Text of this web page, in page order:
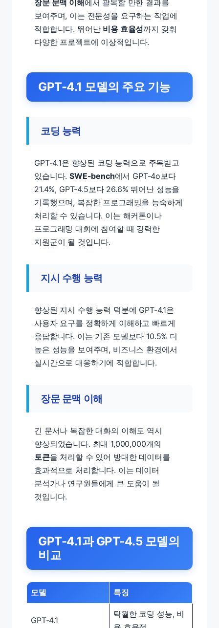
장문 문맥 이해에서 괄목할 만한 결과를
보여주며, 이는 전문성을 요구하는 작업에
적합합니다. 뛰어난 비용 효율성까지 갖춰
다양한 프로젝트에 이상적입니다.
GPT-4.1 모델의 주요 기능
코딩 능력
GPT-4.1은 향상된 코딩 능력으로 주목받고
있습니다.SWE-bench에서 GPT-4o보다
21.4%, GPT-4.5보다 26.6% 뛰어난 성능을
기록했으며, 복잡한 프로그래밍을 능숙하게
처리할 수 있습니다. 이는 해커톤이나
프로그래밍 대회에 참여할 때 강력한
지원군이 될 것입니다.
지시 수행 능력
향상된 지시 수행 능력 덕분에 GPT-4.1은
사용자 요구를 정확하게 이해하고 빠르게
응답합니다. 이는 기존 모델보다 10.5% 더
높은 성능을 보여주며, 비즈니스 환경에서
실시간으로 대응하기에 적합합니다.
장문 문맥 이해
긴 문서나 복잡한 대화의 이해도 역시
향상되었습니다. 최대 1,000,000개의
토큰을 처리할 수 있어 방대한 데이터를
효과적으로 처리합니다. 이는 데이터
분석가나 연구원들에게 큰 도움이 될
것입니다.
GPT-4.1과 GPT-4.5 모델의
비교
모델 특징
GPT-4.1
탁월한 코딩 성능, 비